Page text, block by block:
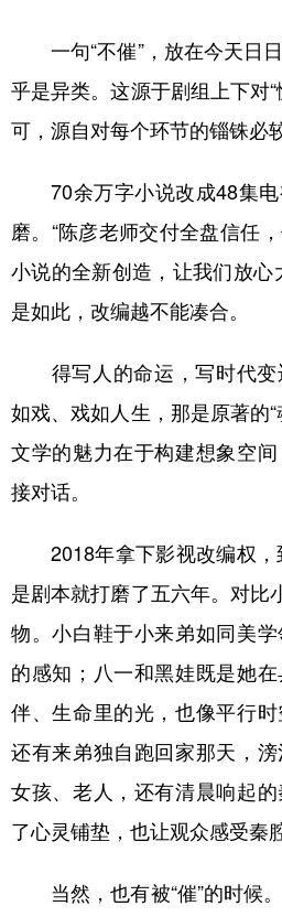
一句“不催”，放在今天日日
乎是异类。这源于剧组上下对
可，源自对每个环节的锱铢必
70余万字小说改成48集电
磨。“陈彦老师交付全盘信任
小说的全新创造，让我们放心
是如此，改编越不能凑合。
得写人的命运，写时代变
如戏、戏如人生，那是原著的“
文学的魅力在于构建想象空
接对话。
2018年拿下影视改编权，
是剧本就打磨了五六年。对比
物。小白鞋于小来弟如同美
的感知；八一和黑娃既是她
伴、生命里的光，也像平行时
还有来弟独自跑回家那天，
女孩、老人，还有清晨响起
了心灵铺垫，也让观众感受秦
当然，也有被“催”的时候。